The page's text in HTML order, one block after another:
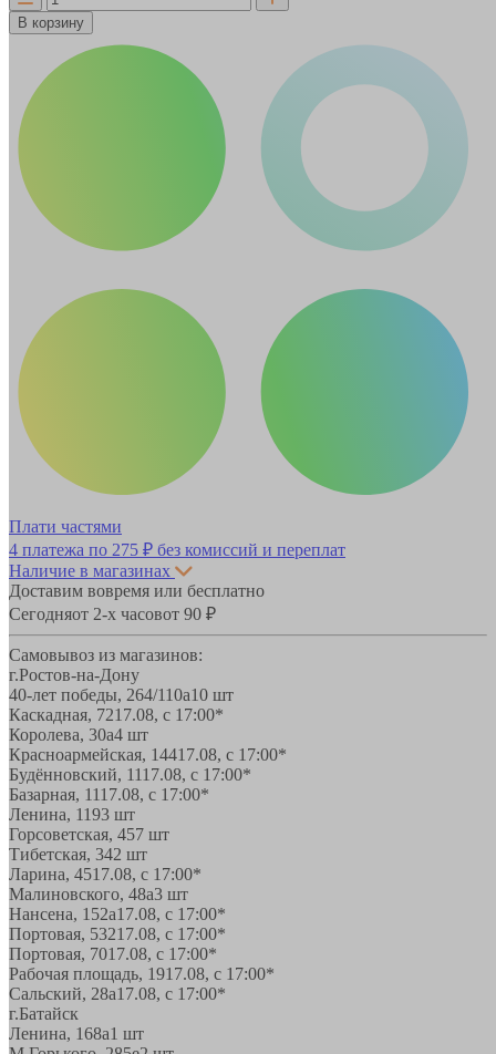
В корзину
Плати частями
4 платежа по 275 ₽ без комиссий и переплат
Наличие в магазинах
Доставим вовремя или бесплатно
Сегодняот 2-х часовот 90 ₽
Самовывоз из магазинов:
г.Ростов-на-Дону
40-лет победы, 264/110а10 шт
Каскадная, 7217.08, с 17:00*
Королева, 30а4 шт
Красноармейская, 14417.08, с 17:00*
Будённовский, 1117.08, с 17:00*
Базарная, 1117.08, с 17:00*
Ленина, 1193 шт
Горсоветская, 457 шт
Тибетская, 342 шт
Ларина, 4517.08, с 17:00*
Малиновского, 48а3 шт
Нансена, 152а17.08, с 17:00*
Портовая, 53217.08, с 17:00*
Портовая, 7017.08, с 17:00*
Рабочая площадь, 1917.08, с 17:00*
Сальский, 28a17.08, с 17:00*
г.Батайск
Ленина, 168а1 шт